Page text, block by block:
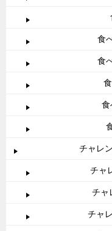
食
食
食
チャレ
チャ
チャ
チャ